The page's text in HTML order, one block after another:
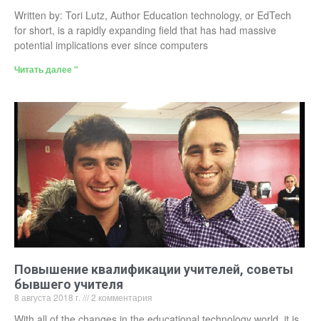
Written by: Tori Lutz, Author Education technology, or EdTech
for short, is a rapidly expanding field that has had massive
potential implications ever since computers
Читать далее "
Повышение квалификации учителей, советы
бывшего учителя
8 августа 2018 г. 2 комментария